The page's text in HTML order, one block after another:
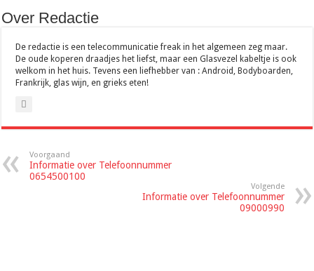
Over Redactie
De redactie is een telecommunicatie freak in het algemeen zeg maar.
De oude koperen draadjes het liefst, maar een Glasvezel kabeltje is ook
welkom in het huis. Tevens een liefhebber van : Android, Bodyboarden,
Frankrijk, glas wijn, en grieks eten!
Voorgaand
Informatie over Telefoonnummer
0654500100
Volgende
Informatie over Telefoonnummer
09000990